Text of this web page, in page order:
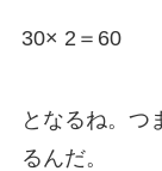
30× 2＝60
となるね。つ
るんだ。